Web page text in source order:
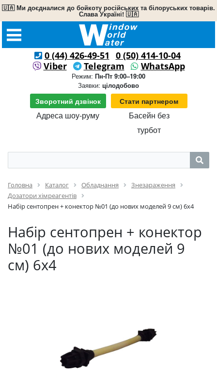
🇺🇦 Ми доєдналися до бойкоту російських та білоруських товарів.
Слава Україні! 🇺🇦
0 (44) 426-49-51
0 (50) 414-10-04
Viber
Telegram WhatsApp
Режим: Пн-Пт 9:00–19:00
Заявки: цілодобово
Зворотний дзвінок Стати партнером
Адреса шоу-руму
Басейн без
турбот
Головна Каталог Обладнання
Знезараження
Дозатори хімреагентів
Набір сентопрен + конектор №01 (до нових моделей 9 см) 6x4
Набір сентопрен + конектор
№01 (до нових моделей 9
см) 6x4